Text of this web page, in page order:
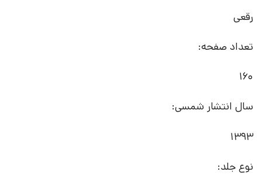
رقعی
تعداد صفحه:
160
سال انتشار شمسی:
1393
نوع جلد: